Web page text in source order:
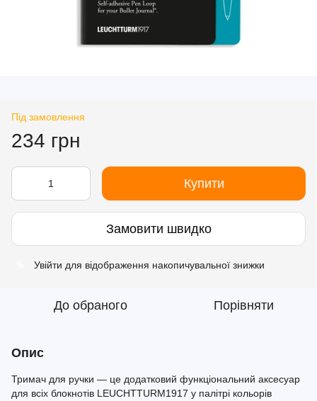
Під замовлення
234 грн
Купити
Замовити швидко
Увійти для відображення накопичувальної знижки
До обраного Порівняти
Опис
Тримач для ручки — це додатковий функціональний аксесуар
для всіх блокнотів LEUCHTTURM1917 у палітрі кольорів